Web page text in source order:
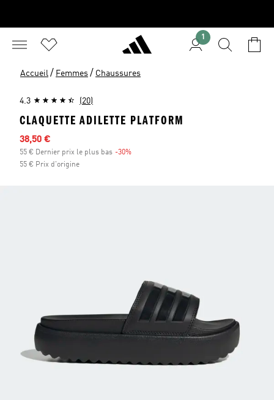
1
Accueil / Femmes / Chaussures
4.3 (20)
CLAQUETTE ADILETTE PLATFORM
Prix en promo
38,50 €
55 € Dernier prix le plus bas -30%
55 € Prix d'origine